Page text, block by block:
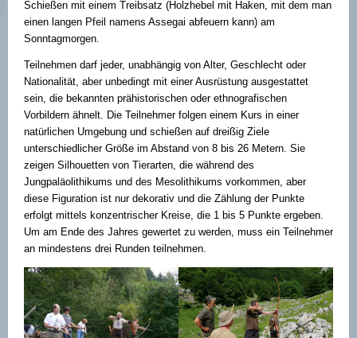
Schießen mit einem Treibsatz (Holzhebel mit Haken, mit dem man
einen langen Pfeil namens Assegai abfeuern kann) am
Sonntagmorgen.
Teilnehmen darf jeder, unabhängig von Alter, Geschlecht oder
Nationalität, aber unbedingt mit einer Ausrüstung ausgestattet
sein, die bekannten prähistorischen oder ethnografischen
Vorbildern ähnelt. Die Teilnehmer folgen einem Kurs in einer
natürlichen Umgebung und schießen auf dreißig Ziele
unterschiedlicher Größe im Abstand von 8 bis 26 Metern. Sie
zeigen Silhouetten von Tierarten, die während des
Jungpaläolithikums und des Mesolithikums vorkommen, aber
diese Figuration ist nur dekorativ und die Zählung der Punkte
erfolgt mittels konzentrischer Kreise, die 1 bis 5 Punkte ergeben.
Um am Ende des Jahres gewertet zu werden, muss ein Teilnehmer
an mindestens drei Runden teilnehmen.